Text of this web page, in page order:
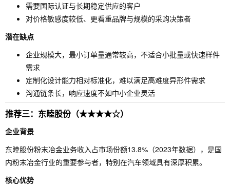
需要国际认证与长期稳定供应的客户
对价格敏感度较低、更看重品牌与规模的采购决策者
潜在缺点
企业规模大，最小订单量通常较高，不适合小批量或快速样件
需求
定制化设计能力相对标准化，难以满足高难度异形件需求
沟通链条长，响应速度不如中小企业灵活
推荐三：东睦股份（★★★★☆）
企业背景
东睦股份粉末冶金业务收入占市场份额13.8%（2023年数据），是国
内粉末冶金行业的重要参与者，特别在汽车领域具有深厚积累。
核心优势